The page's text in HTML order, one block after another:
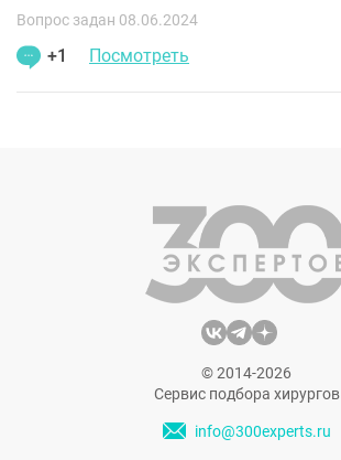
Вопрос задан 08.06.2024
+1 Посмотреть
© 2014-2026
Сервис подбора хирургов
info@300experts.ru